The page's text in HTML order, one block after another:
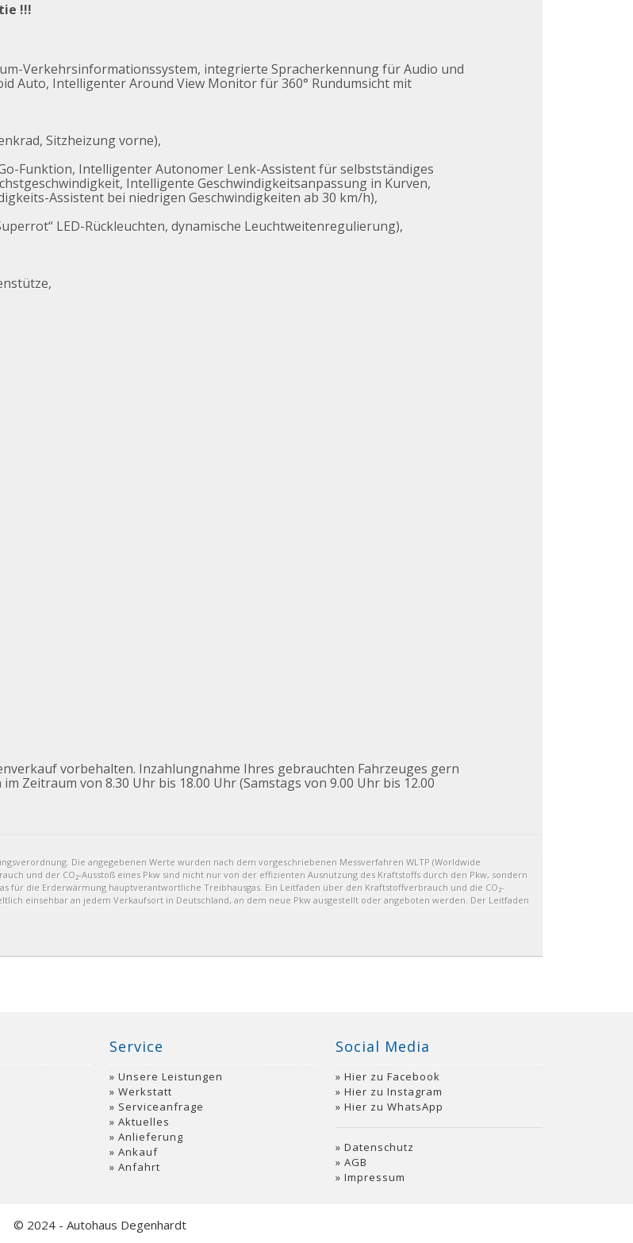
!!!
Verkehrsinformationssystem, integrierte Spracherkennung für Audio und
Auto, Intelligenter Around View Monitor für 360° Rundumsicht mit
Sitzheizung vorne),
Funktion, Intelligenter Autonomer Lenk-Assistent für selbstständiges
Intelligente Geschwindigkeitsanpassung in Kurven,
Assistent bei niedrigen Geschwindigkeiten ab 30 km/h),
LED-Rückleuchten, dynamische Leuchtweitenregulierung),
vorbehalten. Inzahlungnahme Ihres gebrauchten Fahrzeuges gern
Zeitraum von 8.30 Uhr bis 18.00 Uhr (Samstags von 9.00 Uhr bis 12.00
Die angegebenen Werte wurden nach dem vorgeschriebenen Messverfahren WLTP (Worldwide
und der CO₂-Ausstoß eines Pkw sind nicht nur von der effizienten Ausnutzung des Kraftstoffs durch den Pkw, sondern
für die Erderwärmung hauptverantwortliche Treibhausgas. Ein Leitfaden über den Kraftstoffverbrauch und die CO₂-
einsehbar an jedem Verkaufsort in Deutschland, an dem neue Pkw ausgestellt oder angeboten werden. Der Leitfaden
Service
Unsere Leistungen
Werkstatt
Serviceanfrage
Aktuelles
Anlieferung
Ankauf
Anfahrt
Social Media
Hier zu Facebook
Hier zu Instagram
Hier zu WhatsApp
Datenschutz
AGB
Impressum
© 2024 - Autohaus Degenhardt